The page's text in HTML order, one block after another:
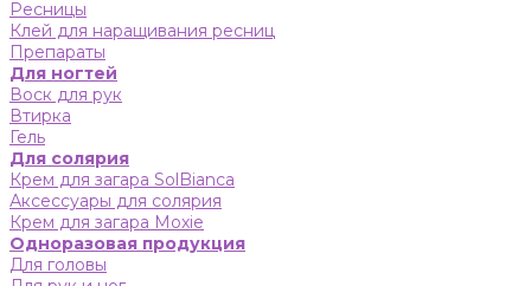
Ресницы
Клей для наращивания ресниц
Препараты
Для ногтей
Воск для рук
Втирка
Гель
Для солярия
Крем для загара SolBianca
Аксессуары для солярия
Крем для загара Moxie
Одноразовая продукция
Для головы